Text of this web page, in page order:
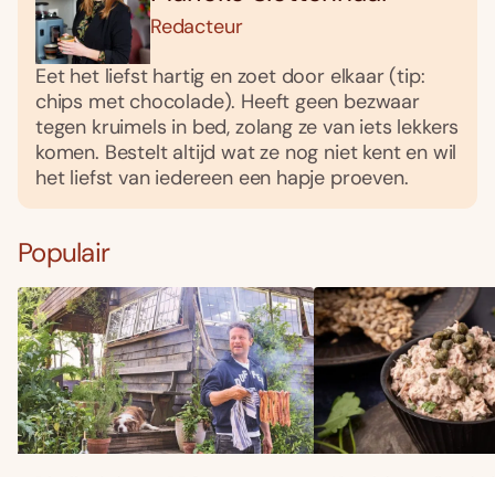
Redacteur
Eet het liefst hartig en zoet door elkaar (tip:
chips met chocolade). Heeft geen bezwaar
tegen kruimels in bed, zolang ze van iets lekkers
komen. Bestelt altijd wat ze nog niet kent en wil
het liefst van iedereen een hapje proeven.
Populair